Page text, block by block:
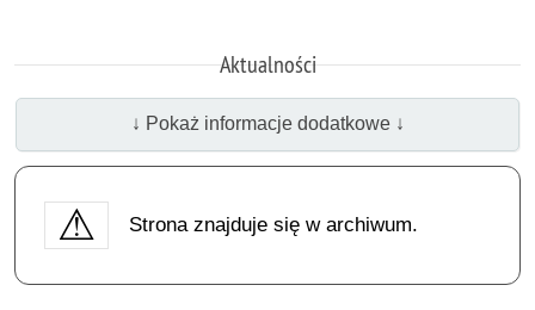
Aktualności
↓ Pokaż informacje dodatkowe ↓
Strona znajduje się w archiwum.